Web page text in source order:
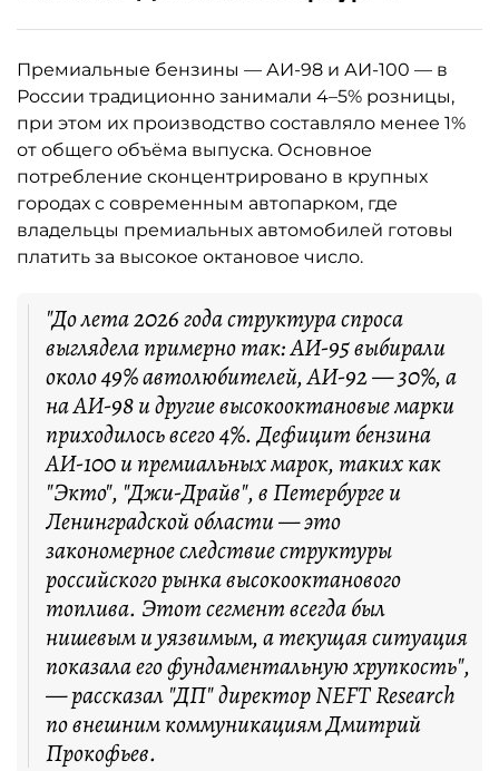
Премиальные бензины — АИ-98 и АИ-100 — в
России традиционно занимали 4–5% розницы,
при этом их производство составляло менее 1%
от общего объёма выпуска. Основное
потребление сконцентрировано в крупных
городах с современным автопарком, где
владельцы премиальных автомобилей готовы
платить за высокое октановое число.
"До лета 2026 года структура спроса
выглядела примерно так: АИ-95 выбирали
около 49% автолюбителей, АИ-92 — 30%, а
на АИ-98 и другие высокооктановые марки
приходилось всего 4%. Дефицит бензина
АИ-100 и премиальных марок, таких как
"Экто", "Джи-Драйв", в Петербурге и
Ленинградской области — это
закономерное следствие структуры
российского рынка высокооктанового
топлива. Этот сегмент всегда был
нишевым и уязвимым, а текущая ситуация
показала его фундаментальную хрупкость",
— рассказал "ДП" директор NEFT Research
по внешним коммуникациям Дмитрий
Прокофьев.